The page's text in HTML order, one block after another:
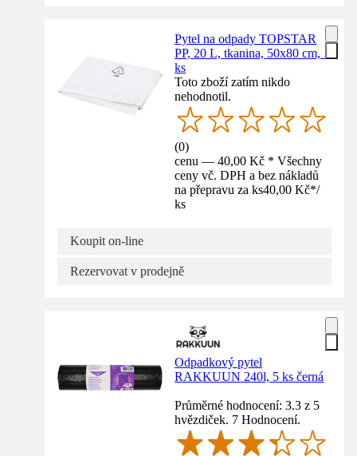
Pytel na odpady TOPSTAR
PP, 20 L, tkanina, 50x80 cm, 1
ks
Toto zboží zatím nikdo
nehodnotil.
(0)
cenu — 40,00 Kč * Všechny
ceny vč. DPH a bez nákladů
na přepravu za ks40,00 Kč*/
ks
Koupit on-line
Rezervovat v prodejně
Odpadkový pytel
RAKKUUN 240l, 5 ks černá
Průměrné hodnocení: 3.3 z 5
hvězdiček. 7 Hodnocení.